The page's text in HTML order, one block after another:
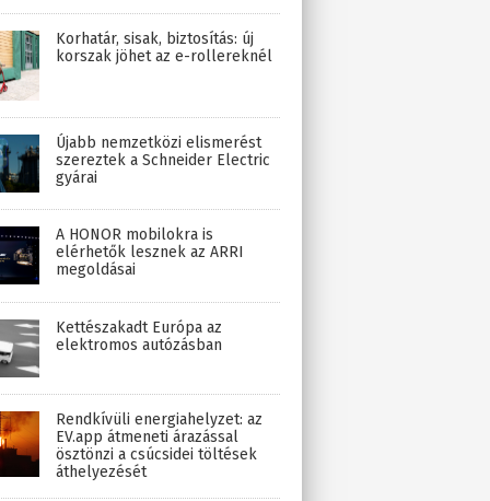
Korhatár, sisak, biztosítás: új
korszak jöhet az e-rollereknél
Újabb nemzetközi elismerést
szereztek a Schneider Electric
gyárai
A HONOR mobilokra is
elérhetők lesznek az ARRI
megoldásai
Kettészakadt Európa az
elektromos autózásban
Rendkívüli energiahelyzet: az
EV.app átmeneti árazással
ösztönzi a csúcsidei töltések
áthelyezését